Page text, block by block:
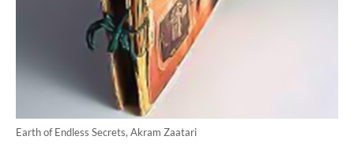
Earth of Endless Secrets, Akram Zaatari